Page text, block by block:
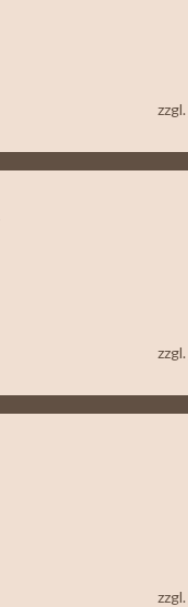
zzgl.
zzgl.
zzgl.